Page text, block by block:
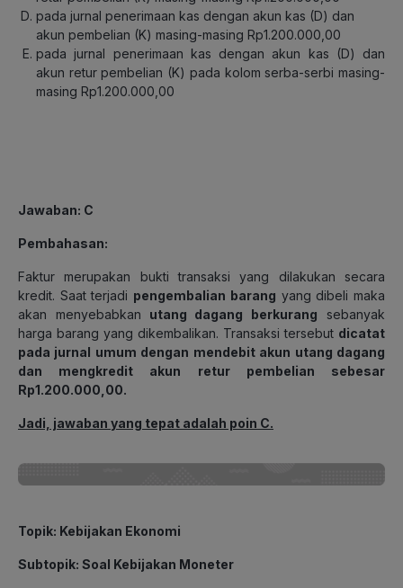
pada jurnal penerimaan kas dengan akun kas (D) dan
akun pembelian (K) masing-masing Rp1.200.000,00
pada jurnal penerimaan kas dengan akun kas (D) dan
akun retur pembelian (K) pada kolom serba-serbi masing-
masing Rp1.200.000,00
Jawaban: C
Pembahasan:
Faktur merupakan bukti transaksi yang dilakukan secara
kredit. Saat terjadi pengembalian barang yang dibeli maka
akan menyebabkan utang dagang berkurang sebanyak
harga barang yang dikembalikan. Transaksi tersebut dicatat
pada jurnal umum dengan mendebit akun utang dagang
dan mengkredit akun retur pembelian sebesar
Rp1.200.000,00.
Jadi, jawaban yang tepat adalah poin C.
Topik: Kebijakan Ekonomi
Subtopik: Soal Kebijakan Moneter